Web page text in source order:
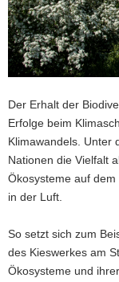
Der Erhalt der
Erfolge beim
Klimawandels. Unter
Nationen die Vielfalt
Ökosysteme auf
in der Luft.
So setzt sich zum
des Kieswerkes am
Ökosysteme und